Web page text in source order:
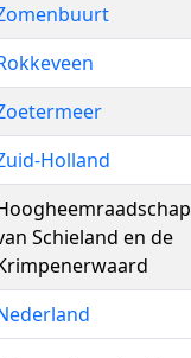
Holland
Schieland en de